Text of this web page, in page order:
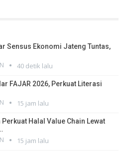
Sensus Ekonomi Jateng Tuntas,
40 detik lalu
FAJAR 2026, Perkuat Literasi
15 jam lalu
Perkuat Halal Value Chain Lewat
15 jam lalu